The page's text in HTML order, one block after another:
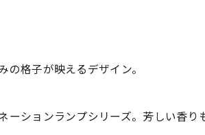
格子が映えるデザイン。
ーションランプシリーズ。芳しい香り